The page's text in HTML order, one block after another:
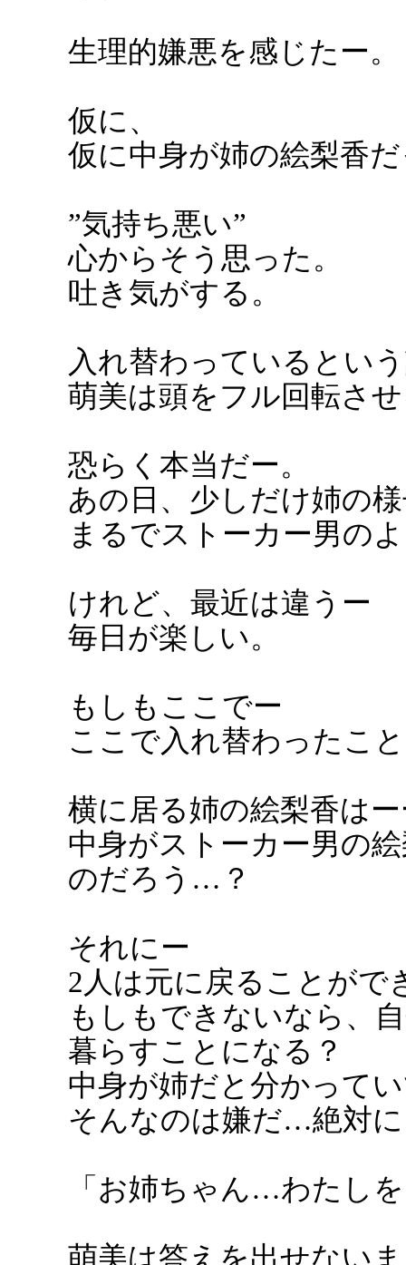
生理的嫌悪を感じたー。
仮に、
仮に中身が姉の絵梨香
”気持ち悪い”
心からそう思った。
吐き気がする。
入れ替わっているとい
萌美は頭をフル回転さ
恐らく本当だー。
あの日、少しだけ姉の
まるでストーカー男の
けれど、最近は違うー
毎日が楽しい。
もしもここでー
ここで入れ替わったこ
横に居る姉の絵梨香は
中身がストーカー男の
のだろう…？
それにー
2人は元に戻ることがで
もしもできないなら、
暮らすことになる？
中身が姉だと分かって
そんなのは嫌だ…絶対
「お姉ちゃん…わたし
萌美は答えを出せない